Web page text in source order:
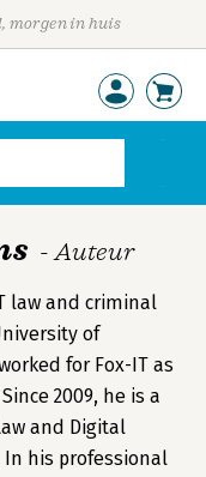
morgen in huis
- Auteur
law and criminal
of
for Fox-IT as
2009, he is a
and Digital
In his professional